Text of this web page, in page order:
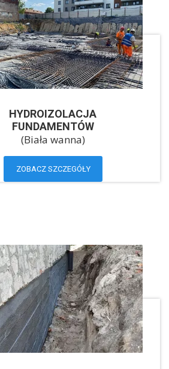
HYDROIZOLACJA
FUNDAMENTÓW
(Biała wanna)
ZOBACZ SZCZEGÓŁY